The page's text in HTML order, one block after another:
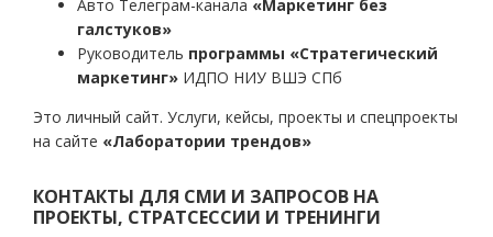
Авто Телеграм-канала «Маркетинг без
галстуков»
Руководитель программы «Стратегический
маркетинг» ИДПО НИУ ВШЭ СПб
Это личный сайт. Услуги, кейсы, проекты и спецпроекты
на сайте «Лаборатории трендов»
КОНТАКТЫ ДЛЯ СМИ И ЗАПРОСОВ НА
ПРОЕКТЫ, СТРАТСЕССИИ И ТРЕНИНГИ